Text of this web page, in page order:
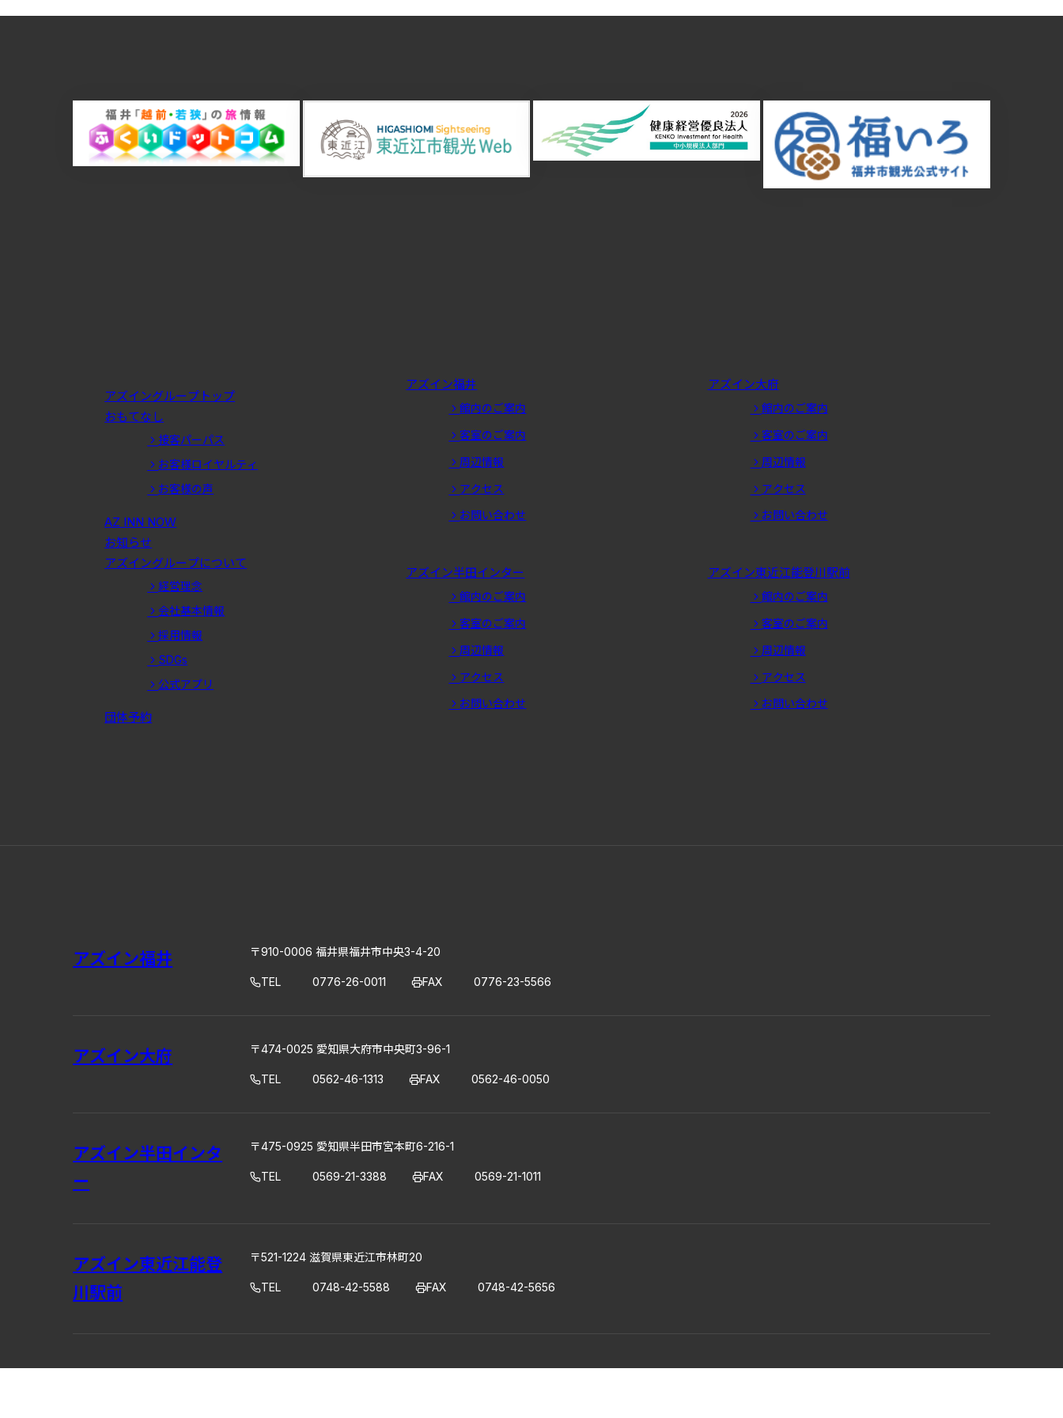
アズイングループトップ
おもてなし
接客パーパス
お客様ロイヤルティ
お客様の声
AZ INN NOW
お知らせ
アズイングループについて
経営理念
会社基本情報
採用情報
SDGs
公式アプリ
団体予約
アズイン福井
館内のご案内
客室のご案内
周辺情報
アクセス
お問い合わせ
アズイン大府
館内のご案内
客室のご案内
周辺情報
アクセス
お問い合わせ
アズイン半田インター
館内のご案内
客室のご案内
周辺情報
アクセス
お問い合わせ
アズイン東近江能登川駅前
館内のご案内
客室のご案内
周辺情報
アクセス
お問い合わせ
アズイン福井 〒910-0006 福井県福井市中央3-4-20
TEL 0776-26-0011 FAX 0776-23-5566
アズイン大府 〒474-0025 愛知県大府市中央町3-96-1
TEL 0562-46-1313 FAX 0562-46-0050
アズイン半田インタ
ー
〒475-0925 愛知県半田市宮本町6-216-1
TEL 0569-21-3388 FAX 0569-21-1011
アズイン東近江能登
川駅前
〒521-1224 滋賀県東近江市林町20
TEL 0748-42-5588 FAX 0748-42-5656